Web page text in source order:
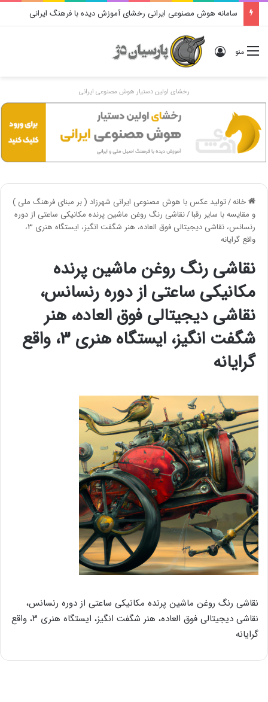
سامانه هوش مصنوعی ایرانی رخشای آموزش دیده با فرهنگ ایرانی
منو ورود
رخشای اولین دستیار هوش مصنوعی ایرانی
خانه/تولید عکس با هوش مصنوعی ایرانی شهرزاد ( بر مبنای فرهنگ ملی )
و مقایسه با سایر رقبا/نقاشی رنگ روغن ماشین پرنده مکانیکی ساعتی از دوره
رنسانس، نقاشی دیجیتالی فوق العاده، هنر شگفت انگیز، ایستگاه هنری ۳،
واقع گرایانه
نقاشی رنگ روغن ماشین پرنده
مکانیکی ساعتی از دوره رنسانس،
نقاشی دیجیتالی فوق العاده، هنر
شگفت انگیز، ایستگاه هنری ۳، واقع
گرایانه
نقاشی رنگ روغن ماشین پرنده مکانیکی ساعتی از دوره رنسانس،
نقاشی دیجیتالی فوق العاده، هنر شگفت انگیز، ایستگاه هنری ۳، واقع
گرایانه